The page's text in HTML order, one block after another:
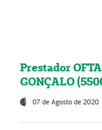
Prestador
GONÇALO
07 de Agosto de 2020